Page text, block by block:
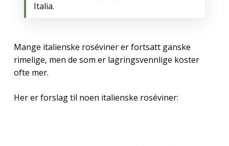
Italia.
Mange italienske roséviner er fortsatt ganske
rimelige, men de som er lagringsvennlige koster
ofte mer.
Her er forslag til noen italienske roséviner: